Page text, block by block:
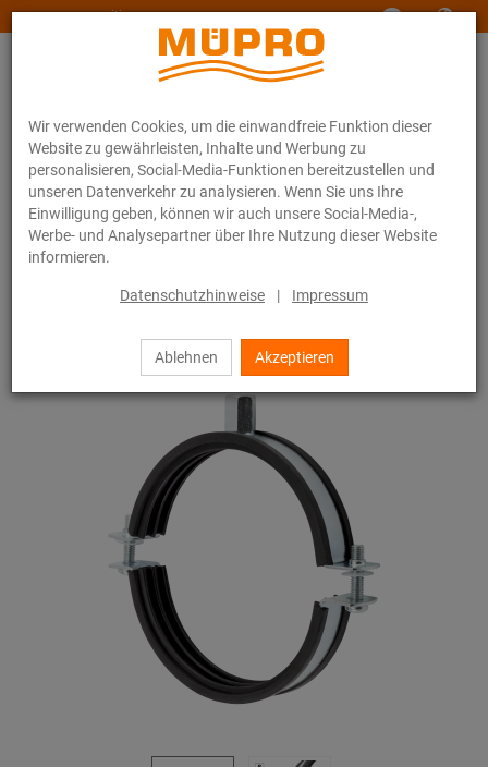
Wir verwenden Cookies, um die einwandfreie Funktion dieser
Website zu gewährleisten, Inhalte und Werbung zu
personalisieren, Social-Media-Funktionen bereitzustellen und
unseren Datenverkehr zu analysieren. Wenn Sie uns Ihre
Einwilligung geben, können wir auch unsere Social-Media-,
Werbe- und Analysepartner über Ihre Nutzung dieser Website
informieren.
Datenschutzhinweise | Impressum
Ablehnen Akzeptieren
www.muepro-maritim.com
Online-Katalog Befestigungstechnik
Lüftungsbefestigung
Rohrschellen für die Lüftungsbefestigung
Lüftungsschellen Typ S